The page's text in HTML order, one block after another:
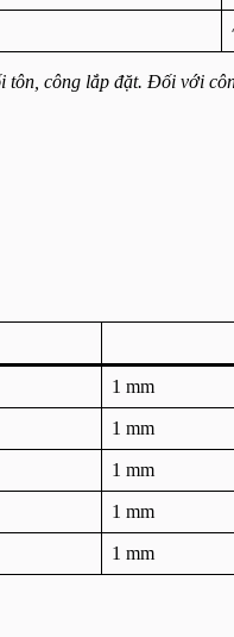
công lắp đặt. Đối với
1 mm
1 mm
1 mm
1 mm
1 mm